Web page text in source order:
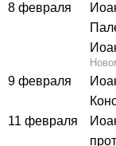
8 февраля
9 февраля
11 февраля